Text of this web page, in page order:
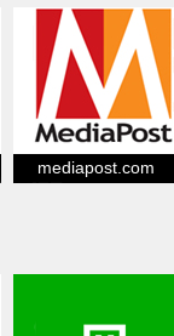
mediapost.com